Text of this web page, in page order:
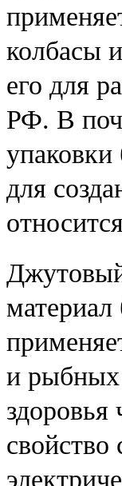
колбасы
его для
РФ. В
для
и рыбных
здоровья
свойство